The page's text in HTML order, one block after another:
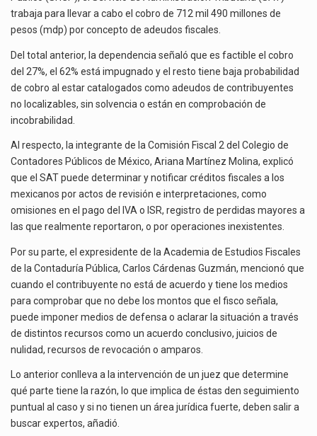
El gobierno de Estados Unidos anunciará un arancel del 15 % sobre los productos fabricados…
MIL
MDP
trabaja para llevar a cabo el cobro de 712 mil 490 millones de
pesos (mdp) por concepto de adeudos fiscales.
Del total anterior, la dependencia señaló que es factible el cobro
del 27%, el 62% está impugnado y el resto tiene baja probabilidad
de cobro al estar catalogados como adeudos de contribuyentes
no localizables, sin solvencia o están en comprobación de
incobrabilidad.
Al respecto, la integrante de la Comisión Fiscal 2 del Colegio de
Contadores Públicos de México, Ariana Martínez Molina, explicó
que el SAT puede determinar y notificar créditos fiscales a los
mexicanos por actos de revisión e interpretaciones, como
omisiones en el pago del IVA o ISR, registro de perdidas mayores a
las que realmente reportaron, o por operaciones inexistentes.
Por su parte, el expresidente de la Academia de Estudios Fiscales
de la Contaduría Pública, Carlos Cárdenas Guzmán, mencionó que
cuando el contribuyente no está de acuerdo y tiene los medios
para comprobar que no debe los montos que el fisco señala,
puede imponer medios de defensa o aclarar la situación a través
de distintos recursos como un acuerdo conclusivo, juicios de
nulidad, recursos de revocación o amparos.
Lo anterior conlleva a la intervención de un juez que determine
qué parte tiene la razón, lo que implica de éstas den seguimiento
puntual al caso y si no tienen un área jurídica fuerte, deben salir a
buscar expertos, añadió.